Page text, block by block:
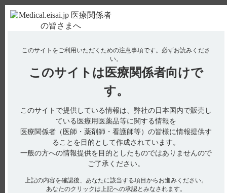
使用期限検索 Drug Information
全ての項目を対象
『 エピレオプチマル 』 内のQ&A
このサイトをご利用いただくための注意事項です。 必ずお読みくださ
い。
このサイトは 医療関係者向けで
す。
このサイトで提供している情報は、弊社の日本国内で販売し
ている医療用医薬品等に関する情報を
医療関係者（医師・薬剤師・看護師等）の皆様に情報提供す
ることを目的として作成されています。
一般の方への情報提供を目的としたものではありませんので
ご了承ください。
上記の内容を確認後、あなたに該当する項目からお進みください。
あなたのクリックは上記への承認とみなされます。